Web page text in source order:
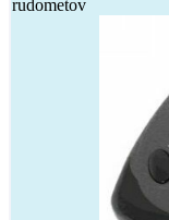
rudometov